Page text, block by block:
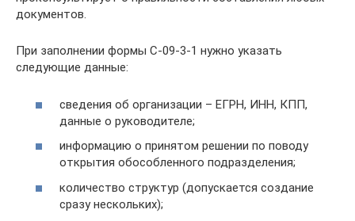
документов.
При заполнении формы С-09-3-1 нужно указать
следующие данные:
сведения об организации – ЕГРН, ИНН, КПП,
данные о руководителе;
информацию о принятом решении по поводу
открытия обособленного подразделения;
количество структур (допускается создание
сразу нескольких);